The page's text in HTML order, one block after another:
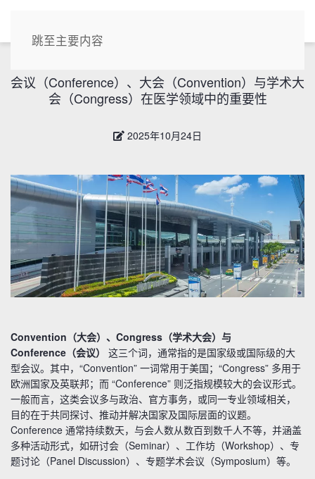
跳至主要内容
会议（Conference）、大会（Convention）与学术大
会（Congress）在医学领域中的重要性
2025年10月24日
Convention（大会）、Congress（学术大会）与
Conference（会议）
这三个词，通常指的是国家级或国际级的大
型会议。其中，“Convention” 一词常用于美国；“Congress” 多用于
欧洲国家及英联邦；而 “Conference” 则泛指规模较大的会议形式。
一般而言，这类会议多与政治、官方事务，或同一专业领域相关，
目的在于共同探讨、推动并解决国家及国际层面的议题。
Conference 通常持续数天，与会人数从数百到数千人不等，并涵盖
多种活动形式，如研讨会（Seminar）、工作坊（Workshop）、专
题讨论（Panel Discussion）、专题学术会议（Symposium）等。